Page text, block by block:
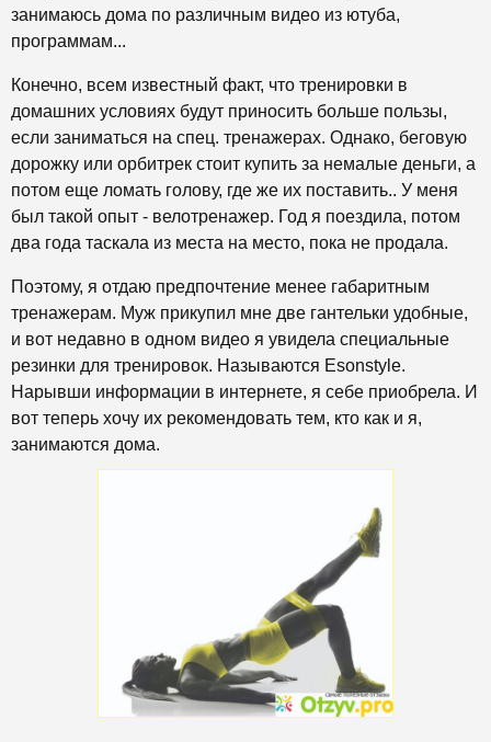
занимаюсь дома по различным видео из ютуба,
программам...
Конечно, всем известный факт, что тренировки в
домашних условиях будут приносить больше пользы,
если заниматься на спец. тренажерах. Однако, беговую
дорожку или орбитрек стоит купить за немалые деньги, а
потом еще ломать голову, где же их поставить.. У меня
был такой опыт - велотренажер. Год я поездила, потом
два года таскала из места на место, пока не продала.
Поэтому, я отдаю предпочтение менее габаритным
тренажерам. Муж прикупил мне две гантельки удобные,
и вот недавно в одном видео я увидела специальные
резинки для тренировок. Называются Esonstyle.
Нарывши информации в интернете, я себе приобрела. И
вот теперь хочу их рекомендовать тем, кто как и я,
занимаются дома.